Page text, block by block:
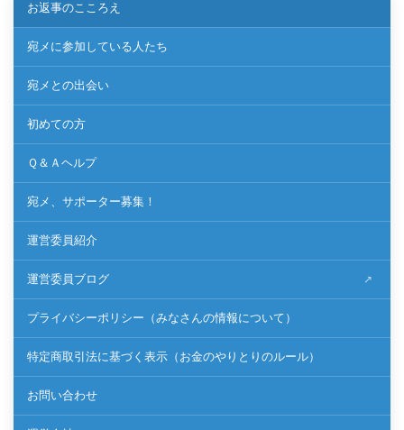
お返事のこころえ
宛メに参加している人たち
宛メとの出会い
初めての方
Ｑ＆Ａヘルプ
宛メ、サポーター募集！
運営委員紹介
運営委員ブログ
プライバシーポリシー（みなさんの情報について）
特定商取引法に基づく表示（お金のやりとりのルール）
お問い合わせ